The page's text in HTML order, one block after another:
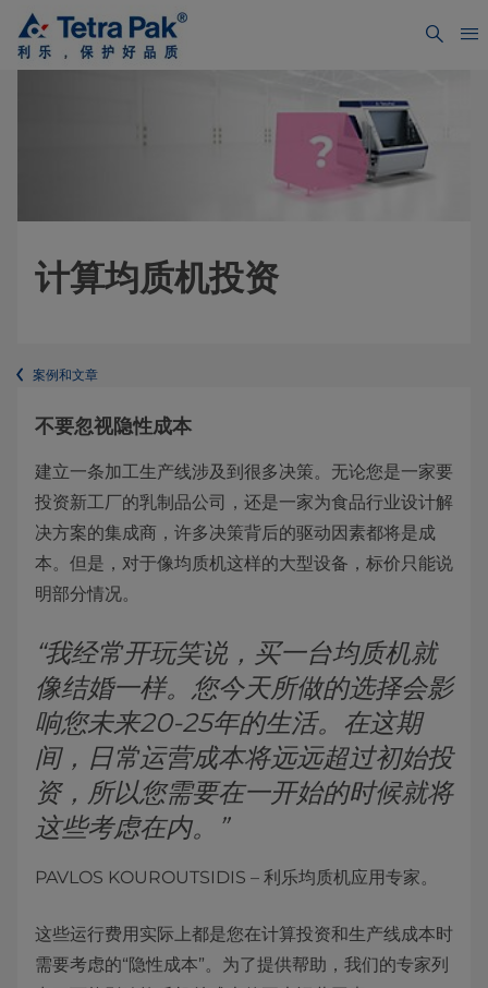
计算均质机投资
案例和文章
不要忽视隐性成本
建立一条加工生产线涉及到很多决策。无论您是一家要
投资新工厂的乳制品公司，还是一家为食品行业设计解
决方案的集成商，许多决策背后的驱动因素都将是成
本。但是，对于像均质机这样的大型设备，标价只能说
明部分情况。
“我经常开玩笑说，买一台均质机就
像结婚一样。您今天所做的选择会影
响您未来20-25年的生活。在这期
间，日常运营成本将远远超过初始投
资，所以您需要在一开始的时候就将
这些考虑在内。”
PAVLOS KOUROUTSIDIS – 利乐均质机应用专家。
这些运行费用实际上都是您在计算投资和生产线成本时
需要考虑的“隐性成本”。为了提供帮助，我们的专家列